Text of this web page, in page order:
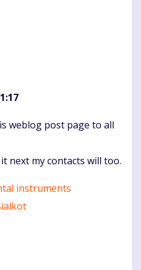
weblog post page to all
next my contacts will too.
instruments